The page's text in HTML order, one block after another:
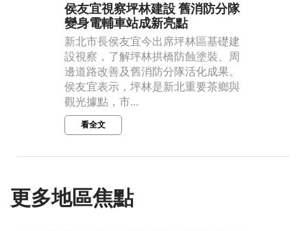
侯友宜視察坪林建設 舊消防分隊
變身電輔車站成新亮點
新北市長侯友宜今出席坪林區基礎建
設視察，了解坪林拱橋防蝕塗裝、周
邊道路改善及舊消防分隊活化成果。
侯友宜表示，坪林是新北重要茶鄉與
觀光據點，市...
看全文
更多地區焦點